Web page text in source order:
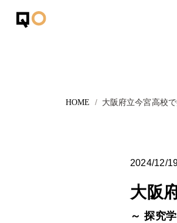
大阪府立今宮高校
2024/12/
大阪
～ 探究